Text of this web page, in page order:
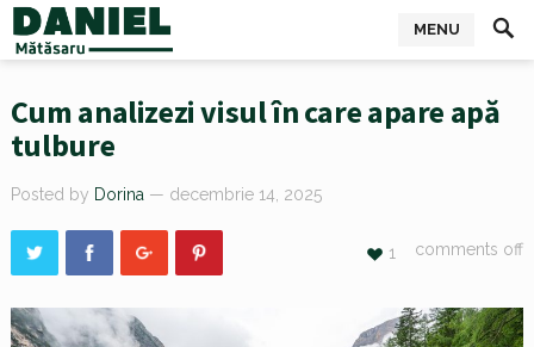
MENU
Cum analizezi visul în care apare apă
tulbure
Posted by Dorina — decembrie 14, 2025
comments off
1